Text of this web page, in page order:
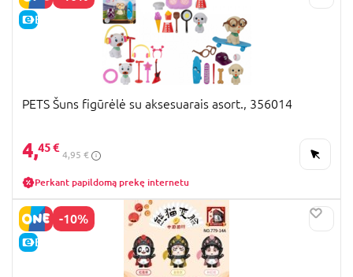
E-KAINA
PETS Šuns figūrėlė su aksesuarais asort., 356014
4,45 €
4,95 €
Perkant papildomą prekę internetu
-10%
E-KAINA